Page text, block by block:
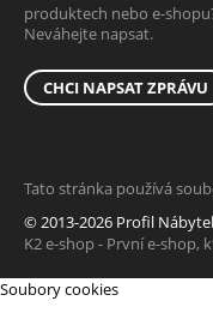
produktech nebo e-
Neváhejte napsat.
CHCI NAPSAT ZPRÁVU
Tato stránka používá
© 2013-2026 Profil
K2 e-shop - První e-shop,
Soubory cookies